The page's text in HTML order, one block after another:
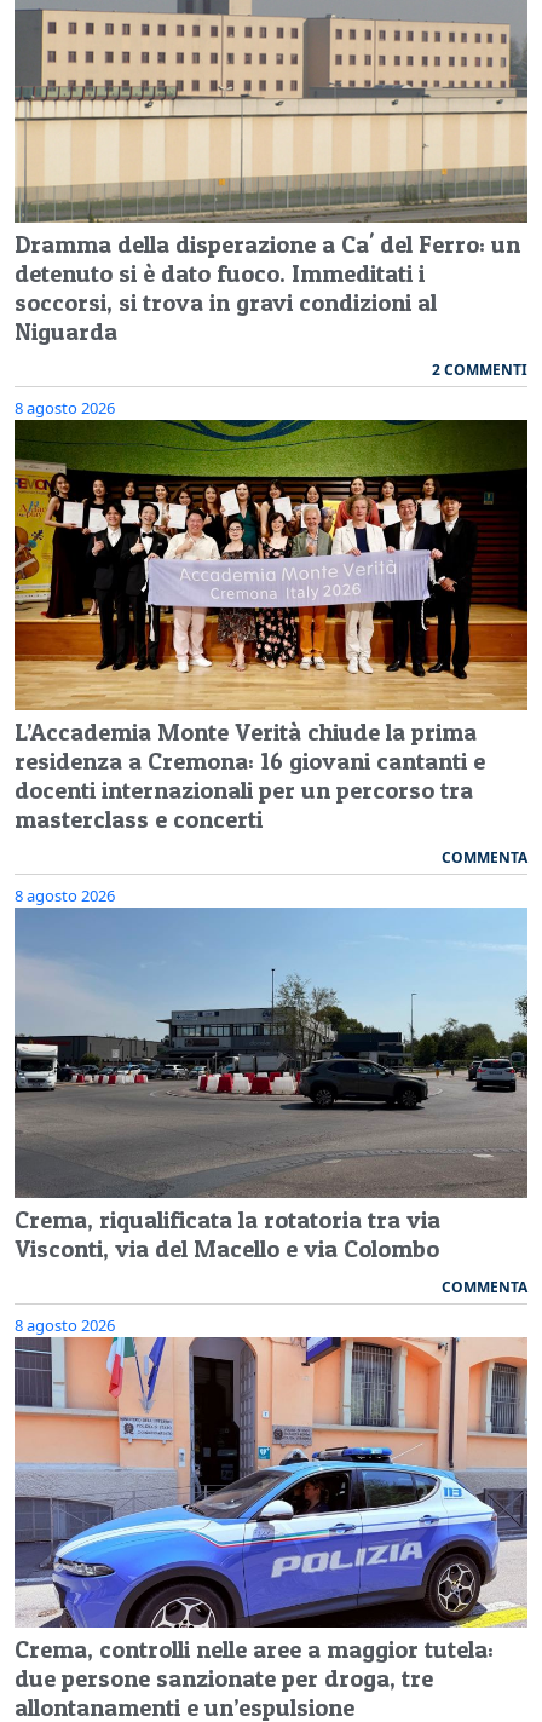
Dramma della disperazione a Ca' del Ferro: un
detenuto si è dato fuoco. Immeditati i
soccorsi, si trova in gravi condizioni al
Niguarda
2 COMMENTI
8 agosto 2026
L’Accademia Monte Verità chiude la prima
residenza a Cremona: 16 giovani cantanti e
docenti internazionali per un percorso tra
masterclass e concerti
COMMENTA
8 agosto 2026
Crema, riqualificata la rotatoria tra via
Visconti, via del Macello e via Colombo
COMMENTA
8 agosto 2026
Crema, controlli nelle aree a maggior tutela:
due persone sanzionate per droga, tre
allontanamenti e un’espulsione